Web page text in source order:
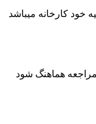
خود کارخانه میباشد
هماهنگ شود